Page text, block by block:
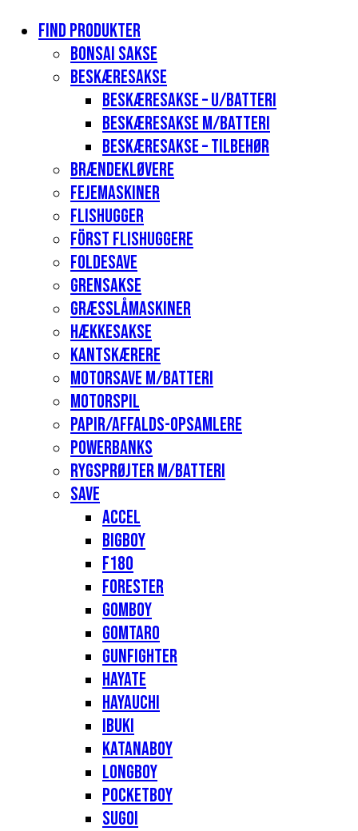
Find produkter
Bonsai sakse
Beskæresakse
Beskæresakse – u/batteri
Beskæresakse m/batteri
Beskæresakse – tilbehør
Brændekløvere
Fejemaskiner
Flishugger
Först flishuggere
Foldesave
Grensakse
Græsslåmaskiner
Hækkesakse
Kantskærere
Motorsave m/batteri
Motorspil
Papir/affalds-opsamlere
Powerbanks
Rygsprøjter m/batteri
Save
Accel
Bigboy
F180
Forester
Gomboy
Gomtaro
Gunfighter
Hayate
Hayauchi
Ibuki
Katanaboy
Longboy
Pocketboy
Sugoi